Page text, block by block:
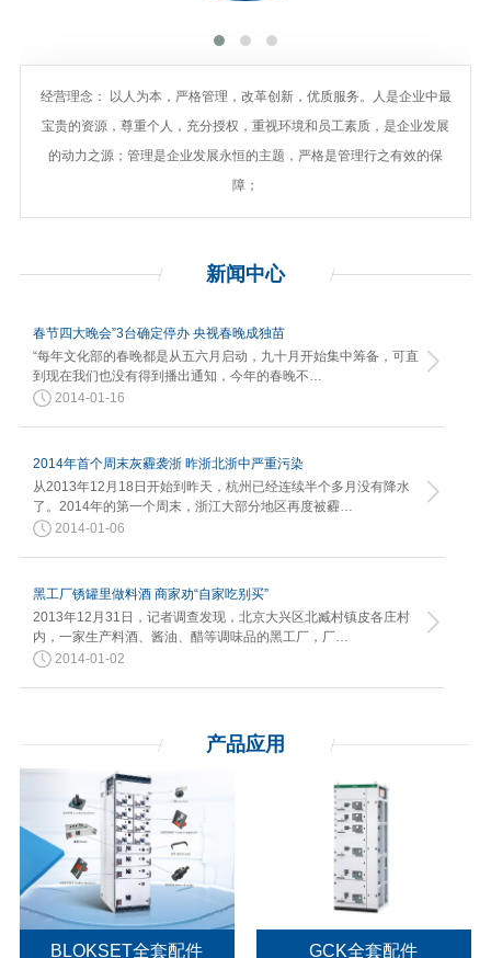
经营理念： 以人为本，严格管理，改革创新，优质服务。人是企业中最
宝贵的资源，尊重个人，充分授权，重视环境和员工素质，是企业发展
的动力之源；管理是企业发展永恒的主题，严格是管理行之有效的保
障；
新闻 中心
春节四大晚会”3台确定停办 央视春晚成独苗
“每年文化部的春晚都是从五六月启动，九十月开始集中筹备，可直
到现在我们也没有得到播出通知，今年的春晚不…
2014-01-16
2014年首个周末灰霾袭浙 昨浙北浙中严重污染
从2013年12月18日开始到昨天，杭州已经连续半个多月没有降水
了。2014年的第一个周末，浙江大部分地区再度被霾…
2014-01-06
黑工厂锈罐里做料酒 商家劝“自家吃别买”
2013年12月31日，记者调查发现，北京大兴区北臧村镇皮各庄村
内，一家生产料酒、酱油、醋等调味品的黑工厂，厂…
2014-01-02
产品应用
BLOKSET全套配件 GCK全套配件